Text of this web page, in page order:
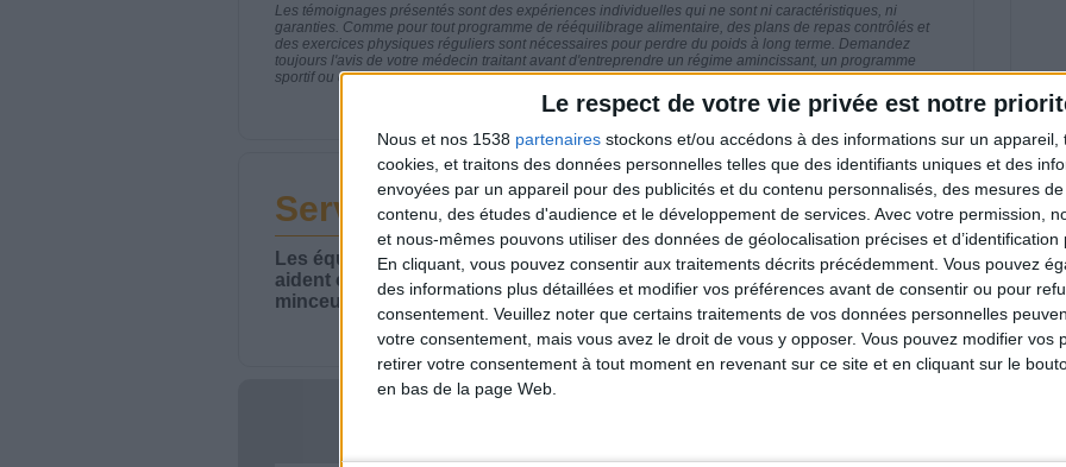
Le respect de votre vie privée est notre
Nous et nos 1538 partenaires stockons et/ou accédons à des informations sur un appareil,
cookies, et traitons des données personnelles telles que des identifiants uniques et des
envoyées par un appareil pour des publicités et du contenu personnalisés, des mesures
contenu, des études d'audience et le développement de services. Avec votre permission,
et nous-mêmes pouvons utiliser des données de géolocalisation précises et d’identification
En cliquant, vous pouvez consentir aux traitements décrits précédemment. Vous pouvez
des informations plus détaillées et modifier vos préférences avant de consentir ou pour
consentement. Veuillez noter que certains traitements de vos données personnelles
votre consentement, mais vous avez le droit de vous y opposer. Vous pouvez modifier vos
retirer votre consentement à tout moment en revenant sur ce site et en cliquant sur le
en bas de la page Web.
Les témoignages présentés sont des expériences individuelles qui ne sont ni caractéristiques, ni
garanties. Comme pour tout programme de rééquilibrage alimentaire, des plans de repas contrôlés et
des exercices physiques réguliers sont nécessaires pour perdre du poids à long terme. Demandez
toujours l'avis de votre médecin traitant avant d'entreprendre un régime amincissant, un programme
sportif ou de modifier vos habitudes nutritionnelles.
Service-client & Motivation Voir tout
Les équipes du Service-client et de la Communauté Savoir Maigrir vous
aident chaque semaine à vous rapprocher sereinement de votre objectif
minceur.